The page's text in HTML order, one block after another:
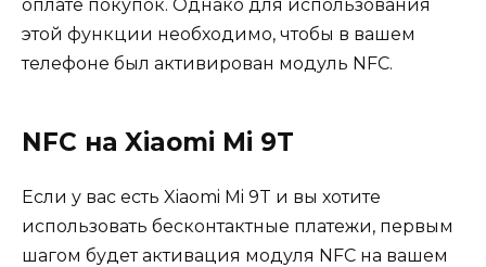
оплате покупок. Однако для использования
этой функции необходимо, чтобы в вашем
телефоне был активирован модуль NFC.
NFC на Xiaomi Mi 9T
Если у вас есть Xiaomi Mi 9T и вы хотите
использовать бесконтактные платежи, первым
шагом будет активация модуля NFC на вашем